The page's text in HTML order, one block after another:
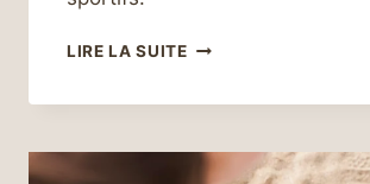
LIRE LA SUITEBOOSTEZ
EFFICACES